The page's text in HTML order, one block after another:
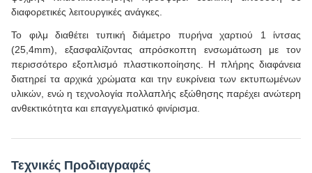
διαφορετικές λειτουργικές ανάγκες.
Το φιλμ διαθέτει τυπική διάμετρο πυρήνα χαρτιού 1 ίντσας
(25,4mm), εξασφαλίζοντας απρόσκοπτη ενσωμάτωση με τον
περισσότερο εξοπλισμό πλαστικοποίησης. Η πλήρης διαφάνεια
διατηρεί τα αρχικά χρώματα και την ευκρίνεια των εκτυπωμένων
υλικών, ενώ η τεχνολογία πολλαπλής εξώθησης παρέχει ανώτερη
ανθεκτικότητα και επαγγελματικό φινίρισμα.
Τεχνικές Προδιαγραφές